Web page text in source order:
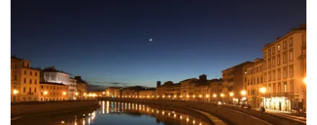
NORVÈGE
SLOVÉNIE